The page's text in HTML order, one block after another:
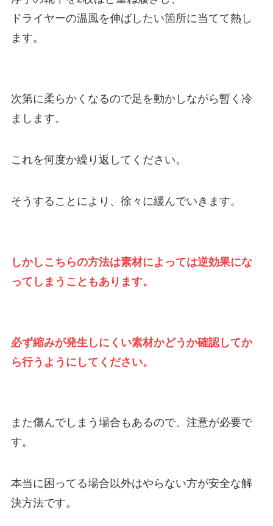
ドライヤーの温風を伸ばしたい箇所に当てて熱し
ます。
次第に柔らかくなるので足を動かしながら暫く冷
まします。
これを何度か繰り返してください。
そうすることにより、徐々に緩んでいきます。
しかしこちらの方法は素材によっては逆効果にな
ってしまうこともあります。
必ず縮みが発生しにくい素材かどうか確認してか
ら行うようにしてください。
また傷んでしまう場合もあるので、注意が必要で
す。
本当に困ってる場合以外はやらない方が安全な解
決方法です。